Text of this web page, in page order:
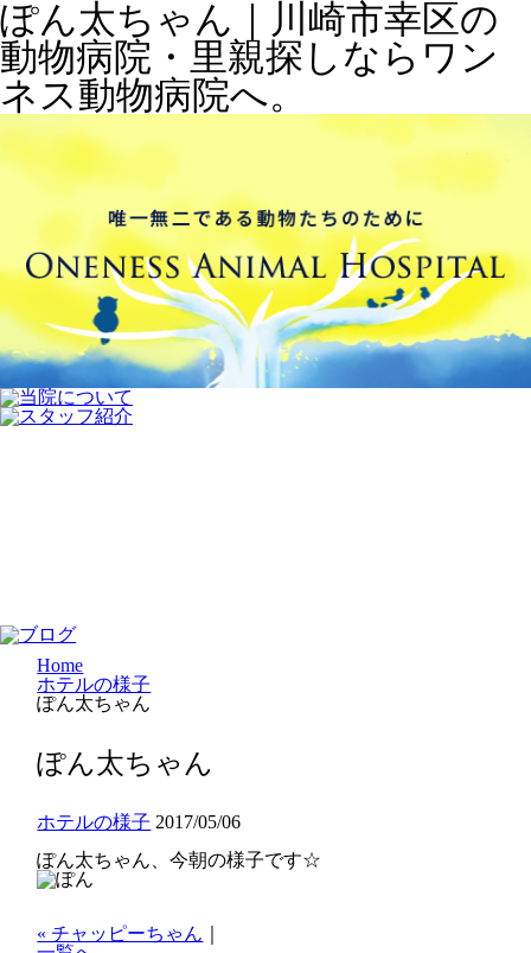
ぽん太ちゃん｜川崎市幸区の
動物病院・里親探しならワン
ネス動物病院へ。
Home
ホテルの様子
ぽん太ちゃん
ぽん太ちゃん
ホテルの様子 2017/05/06
ぽん太ちゃん、今朝の様子です☆
« チャッピーちゃん